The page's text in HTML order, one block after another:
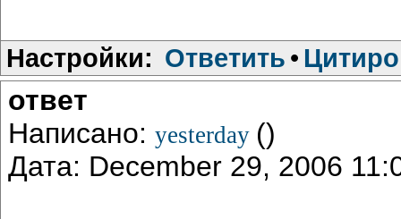
Настройки: Ответить •
ответ
Написано: yesterday ()
Дата: December 29, 2006